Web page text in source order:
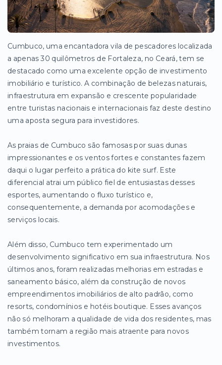
Cumbuco, uma encantadora vila de pescadores localizada
a apenas 30 quilômetros de Fortaleza, no Ceará, tem se
destacado como uma excelente opção de investimento
imobiliário e turístico. A combinação de belezas naturais,
infraestrutura em expansão e crescente popularidade
entre turistas nacionais e internacionais faz deste destino
uma aposta segura para investidores.
As praias de Cumbuco são famosas por suas dunas
impressionantes e os ventos fortes e constantes fazem
daqui o lugar perfeito a prática do kite surf. Este
diferencial atrai um público fiel de entusiastas desses
esportes, aumentando o fluxo turístico e,
consequentemente, a demanda por acomodações e
serviços locais.
Além disso, Cumbuco tem experimentado um
desenvolvimento significativo em sua infraestrutura. Nos
últimos anos, foram realizadas melhorias em estradas e
saneamento básico, além da construção de novos
empreendimentos imobiliários de alto padrão, como
resorts, condomínios e hotéis boutique. Esses avanços
não só melhoram a qualidade de vida dos residentes, mas
também tornam a região mais atraente para novos
investimentos.